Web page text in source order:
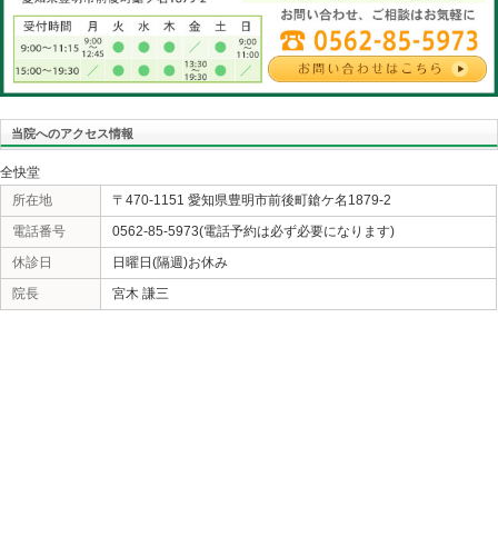
ください。しかし痛み対処だけで無く内臓疾患や精神疾
いる疾患、病院で見放された疾患対応のセミナーを勉強
とですが益々全快堂が必要な存在になると思います。で
て本当に「全快堂が無くても大丈夫です」と言えるよう
«足るを知る